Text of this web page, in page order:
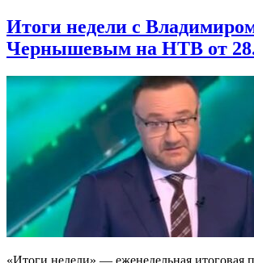
Итоги недели с
Чернышевым на НТВ от
«Итоги недели» — еженедельная итоговая